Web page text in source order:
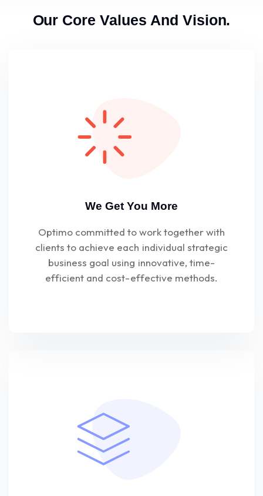
Our Core Values And Vision.
We Get You More
Optimo committed to work together with
clients to achieve each individual strategic
business goal using innovative, time-
efficient and cost-effective methods.